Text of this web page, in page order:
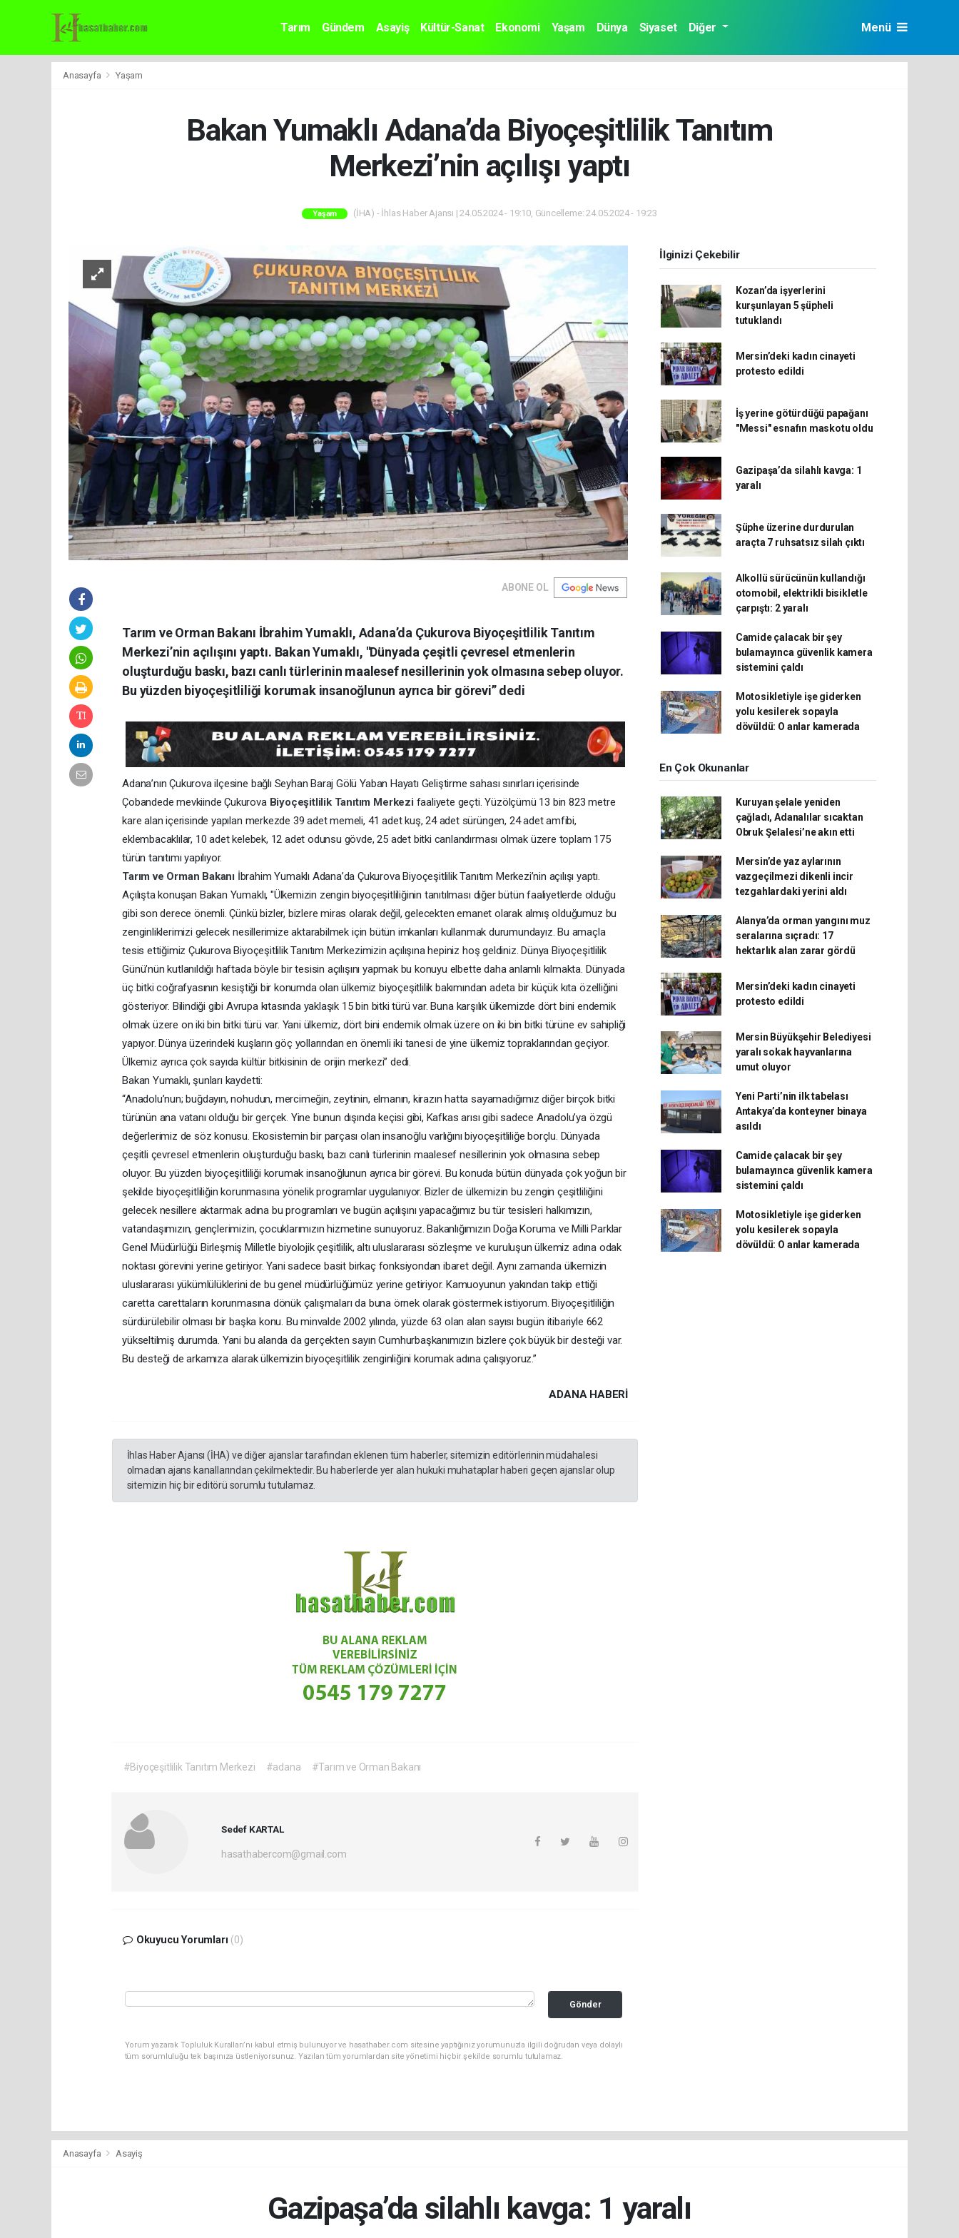
Tarım Gündem Asayiş Kültür-Sanat Ekonomi Yaşam Dünya Siyaset Diğer Menü
Anasayfa Yaşam
Bakan Yumaklı Adana’da Biyoçeşitlilik Tanıtım
Merkezi’nin açılışı yaptı
Yaşam (İHA) - İhlas Haber Ajansı | 24.05.2024 - 19:10, Güncelleme: 24.05.2024 - 19:23
ABONE OL
Tarım ve Orman Bakanı İbrahim Yumaklı, Adana’da Çukurova Biyoçeşitlilik Tanıtım
Merkezi’nin açılışını yaptı. Bakan Yumaklı, "Dünyada çeşitli çevresel etmenlerin
oluşturduğu baskı, bazı canlı türlerinin maalesef nesillerinin yok olmasına sebep oluyor.
Bu yüzden biyoçeşitliliği korumak insanoğlunun ayrıca bir görevi” dedi
Adana’nın Çukurova ilçesine bağlı Seyhan Baraj Gölü Yaban Hayatı Geliştirme sahası sınırları içerisinde
Çobandede mevkiinde Çukurova Biyoçeşitlilik Tanıtım Merkezi faaliyete geçti. Yüzölçümü 13 bin 823 metre
kare alan içerisinde yapılan merkezde 39 adet memeli, 41 adet kuş, 24 adet sürüngen, 24 adet amfibi,
eklembacaklılar, 10 adet kelebek, 12 adet odunsu gövde, 25 adet bitki canlandırması olmak üzere toplam 175
türün tanıtımı yapılıyor.
Tarım ve Orman Bakanı İbrahim Yumaklı Adana’da Çukurova Biyoçeşitlilik Tanıtım Merkezi’nin açılışı yaptı.
Açılışta konuşan Bakan Yumaklı, "Ülkemizin zengin biyoçeşitliliğinin tanıtılması diğer bütün faaliyetlerde olduğu
gibi son derece önemli. Çünkü bizler, bizlere miras olarak değil, gelecekten emanet olarak almış olduğumuz bu
zenginliklerimizi gelecek nesillerimize aktarabilmek için bütün imkanları kullanmak durumundayız. Bu amaçla
tesis ettiğimiz Çukurova Biyoçeşitlilik Tanıtım Merkezimizin açılışına hepiniz hoş geldiniz. Dünya Biyoçeşitlilik
Günü’nün kutlanıldığı haftada böyle bir tesisin açılışını yapmak bu konuyu elbette daha anlamlı kılmakta. Dünyada
üç bitki coğrafyasının kesiştiği bir konumda olan ülkemiz biyoçeşitlilik bakımından adeta bir küçük kıta özelliğini
gösteriyor. Bilindiği gibi Avrupa kıtasında yaklaşık 15 bin bitki türü var. Buna karşılık ülkemizde dört bini endemik
olmak üzere on iki bin bitki türü var. Yani ülkemiz, dört bini endemik olmak üzere on iki bin bitki türüne ev sahipliği
yapıyor. Dünya üzerindeki kuşların göç yollarından en önemli iki tanesi de yine ülkemiz topraklarından geçiyor.
Ülkemiz ayrıca çok sayıda kültür bitkisinin de orijin merkezi” dedi.
Bakan Yumaklı, şunları kaydetti:
“Anadolu’nun; buğdayın, nohudun, mercimeğin, zeytinin, elmanın, kirazın hatta sayamadığımız diğer birçok bitki
türünün ana vatanı olduğu bir gerçek. Yine bunun dışında keçisi gibi, Kafkas arısı gibi sadece Anadolu’ya özgü
değerlerimiz de söz konusu. Ekosistemin bir parçası olan insanoğlu varlığını biyoçeşitliliğe borçlu. Dünyada
çeşitli çevresel etmenlerin oluşturduğu baskı, bazı canlı türlerinin maalesef nesillerinin yok olmasına sebep
oluyor. Bu yüzden biyoçeşitliliği korumak insanoğlunun ayrıca bir görevi. Bu konuda bütün dünyada çok yoğun bir
şekilde biyoçeşitliliğin korunmasına yönelik programlar uygulanıyor. Bizler de ülkemizin bu zengin çeşitliliğini
gelecek nesillere aktarmak adına bu programları ve bugün açılışını yapacağımız bu tür tesisleri halkımızın,
vatandaşımızın, gençlerimizin, çocuklarımızın hizmetine sunuyoruz. Bakanlığımızın Doğa Koruma ve Milli Parklar
Genel Müdürlüğü Birleşmiş Milletle biyolojik çeşitlilik, altı uluslararası sözleşme ve kuruluşun ülkemiz adına odak
noktası görevini yerine getiriyor. Yani sadece basit birkaç fonksiyondan ibaret değil. Aynı zamanda ülkemizin
uluslararası yükümlülüklerini de bu genel müdürlüğümüz yerine getiriyor. Kamuoyunun yakından takip ettiği
caretta carettaların korunmasına dönük çalışmaları da buna örnek olarak göstermek istiyorum. Biyoçeşitliliğin
sürdürülebilir olması bir başka konu. Bu minvalde 2002 yılında, yüzde 63 olan alan sayısı bugün itibariyle 662
yükseltilmiş durumda. Yani bu alanda da gerçekten sayın Cumhurbaşkanımızın bizlere çok büyük bir desteği var.
Bu desteği de arkamıza alarak ülkemizin biyoçeşitlilik zenginliğini korumak adına çalışıyoruz.”
ADANA HABERİ
İhlas Haber Ajansı (İHA) ve diğer ajanslar tarafından eklenen tüm haberler, sitemizin editörlerinin müdahalesi
olmadan ajans kanallarından çekilmektedir. Bu haberlerde yer alan hukuki muhataplar haberi geçen ajanslar olup
sitemizin hiç bir editörü sorumlu tutulamaz.
#Biyoçeşitlilik Tanıtım Merkezi #adana #Tarım ve Orman Bakanı
Sedef KARTAL
hasathabercom@gmail.com
Okuyucu Yorumları (0)
Gönder
Yorum yazarak Topluluk Kuralları’nı kabul etmiş bulunuyor ve hasathaber.com sitesine yaptığınız yorumunuzla ilgili doğrudan veya dolaylı
tüm sorumluluğu tek başınıza üstleniyorsunuz. Yazılan tüm yorumlardan site yönetimi hiçbir şekilde sorumlu tutulamaz.
İlginizi Çekebilir
Kozan’da işyerlerini
kurşunlayan 5 şüpheli
tutuklandı
Mersin’deki kadın cinayeti
protesto edildi
İş yerine götürdüğü papağanı
"Messi" esnafın maskotu oldu
Gazipaşa’da silahlı kavga: 1
yaralı
Şüphe üzerine durdurulan
araçta 7 ruhsatsız silah çıktı
Alkollü sürücünün kullandığı
otomobil, elektrikli bisikletle
çarpıştı: 2 yaralı
Camide çalacak bir şey
bulamayınca güvenlik kamera
sistemini çaldı
Motosikletiyle işe giderken
yolu kesilerek sopayla
dövüldü: O anlar kamerada
En Çok Okunanlar
Kuruyan şelale yeniden
çağladı, Adanalılar sıcaktan
Obruk Şelalesi’ne akın etti
Mersin’de yaz aylarının
vazgeçilmezi dikenli incir
tezgahlardaki yerini aldı
Alanya’da orman yangını muz
seralarına sıçradı: 17
hektarlık alan zarar gördü
Mersin’deki kadın cinayeti
protesto edildi
Mersin Büyükşehir Belediyesi
yaralı sokak hayvanlarına
umut oluyor
Yeni Parti’nin ilk tabelası
Antakya’da konteyner binaya
asıldı
Camide çalacak bir şey
bulamayınca güvenlik kamera
sistemini çaldı
Motosikletiyle işe giderken
yolu kesilerek sopayla
dövüldü: O anlar kamerada
Anasayfa Asayiş
Gazipaşa’da silahlı kavga: 1 yaralı